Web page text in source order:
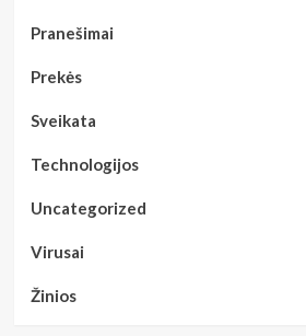
Pranešimai
Prekės
Sveikata
Technologijos
Uncategorized
Virusai
Žinios